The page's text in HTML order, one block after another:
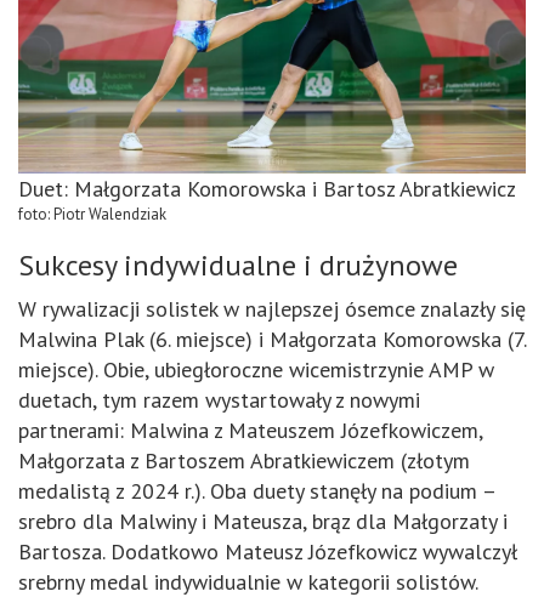
Duet: Małgorzata Komorowska i Bartosz Abratkiewicz
foto: Piotr Walendziak
Sukcesy indywidualne i drużynowe
W rywalizacji solistek w najlepszej ósemce znalazły się
Malwina Plak (6. miejsce) i Małgorzata Komorowska (7.
miejsce). Obie, ubiegłoroczne wicemistrzynie AMP w
duetach, tym razem wystartowały z nowymi
partnerami: Malwina z Mateuszem Józefkowiczem,
Małgorzata z Bartoszem Abratkiewiczem (złotym
medalistą z 2024 r.). Oba duety stanęły na podium –
srebro dla Malwiny i Mateusza, brąz dla Małgorzaty i
Bartosza. Dodatkowo Mateusz Józefkowicz wywalczył
srebrny medal indywidualnie w kategorii solistów.